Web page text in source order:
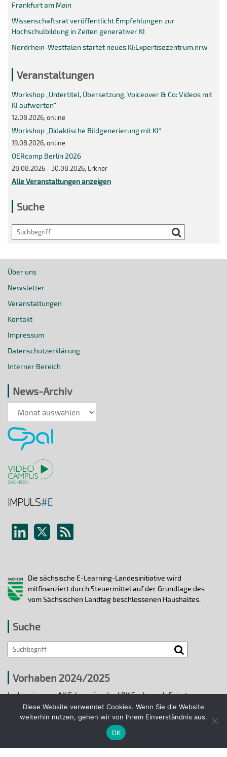
Frankfurt am Main
Wissenschaftsrat veröffentlicht Empfehlungen zur
Hochschulbildung in Zeiten generativer KI
Nordrhein-Westfalen startet neues KI:Expertisezentrum.nrw
Veranstaltungen
Workshop „Untertitel, Übersetzung, Voiceover & Co: Videos mit
KI aufwerten“
12.08.2026, online
Workshop „Didaktische Bildgenerierung mit KI“
19.08.2026, online
OERcamp Berlin 2026
28.08.2026 - 30.08.2026, Erkner
Alle Veranstaltungen anzeigen
Suche
Search
Über uns
Newsletter
Veranstaltungen
Kontakt
Impressum
Datenschutzerklärung
Interner Bereich
News-Archiv
News-
Archiv
Die sächsische E-Learning-Landesinitiative wird
mitfinanziert durch Steuermittel auf der Grundlage des
vom Sächsischen Landtag beschlossenen Haushaltes.
Suche
Vorhaben 2024/2025
In den vier vom AK E-Learning der LRK Sachsen definierten
strategischen Handlungsfeldern 2024/25 wurden bis 31.12.2025
ausgewählte E-Learning-Hochschulvorhaben durchgeführt.
Diese Website verwendet Cookies. Wenn Sie die Website
weiterhin nutzen, gehen wir von Ihrem Einverständnis aus.
OK